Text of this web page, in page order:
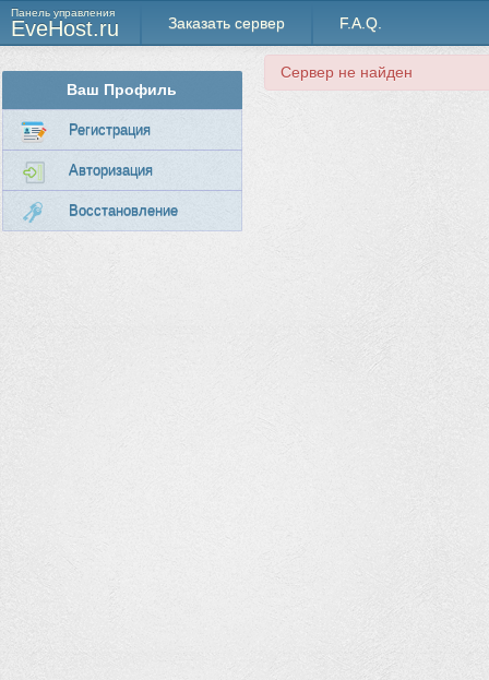
Панель управления
EveHost.ru Заказать сервер F.A.Q.
Ваш Профиль
Регистрация
Авторизация
Восстановление
Сервер не найден